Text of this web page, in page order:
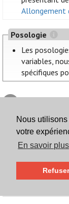
Nous
votre
En savoir plus
Refuser
Allongement
Posologie
Les
variables,
spécifiques
Asénapine